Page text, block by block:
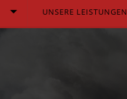
UNSERE LEISTUNGEN